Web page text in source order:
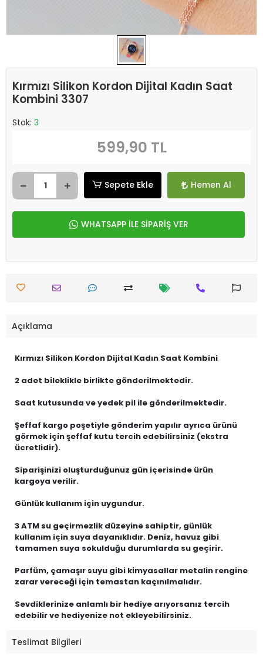
Kırmızı Silikon Kordon Dijital Kadın Saat
Kombini 3307
Stok: 3
599,90 TL
Sepete Ekle Hemen Al
WHATSAPP İLE SİPARİŞ VER
Açıklama
Kırmızı Silikon Kordon Dijital Kadın Saat Kombini
2 adet bileklikle birlikte gönderilmektedir.
Saat kutusunda ve yedek pil ile gönderilmektedir.
Şeffaf kargo poşetiyle gönderim yapılır ayrıca ürünü
görmek için şeffaf kutu tercih edebilirsiniz (ekstra
ücretlidir).
Siparişinizi oluşturduğunuz gün içerisinde ürün
kargoya verilir.
Günlük kullanım için uygundur.
3 ATM su geçirmezlik düzeyine sahiptir, günlük
kullanım için suya dayanıklıdır. Deniz, havuz gibi
tamamen suya sokulduğu durumlarda su geçirir.
Parfüm, çamaşır suyu gibi kimyasallar metalin rengine
zarar vereceği için temastan kaçınılmalıdır.
Sevdiklerinize anlamlı bir hediye arıyorsanız tercih
edebilir ve hediyenize not ekleyebilirsiniz.
Teslimat Bilgileri